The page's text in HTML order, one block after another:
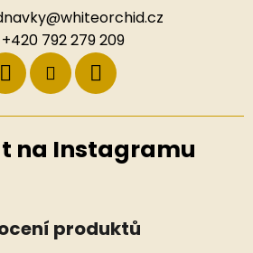
@whiteorchid.cz
+420 792 279 209
na Instagramu
produktů